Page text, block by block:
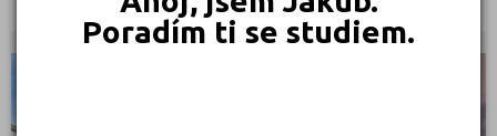
Poradím ti se studiem.